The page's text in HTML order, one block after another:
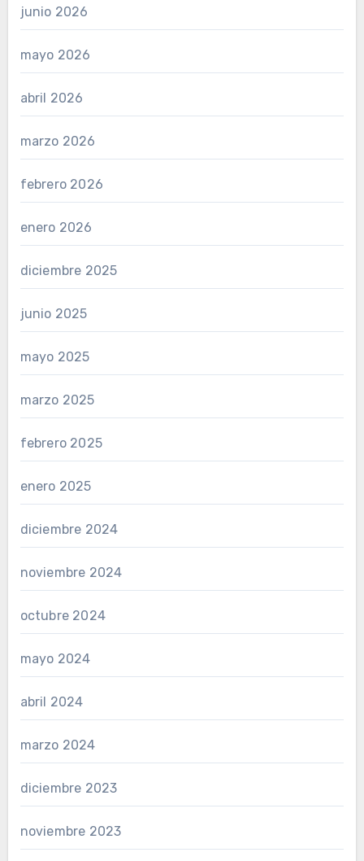
junio 2026
mayo 2026
abril 2026
marzo 2026
febrero 2026
enero 2026
diciembre 2025
junio 2025
mayo 2025
marzo 2025
febrero 2025
enero 2025
diciembre 2024
noviembre 2024
octubre 2024
mayo 2024
abril 2024
marzo 2024
diciembre 2023
noviembre 2023